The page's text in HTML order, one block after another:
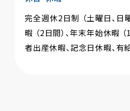
完全週休2日制 （土曜日、日
暇 （2日間）、年末年始休暇
者出産休暇、記念日休暇、有